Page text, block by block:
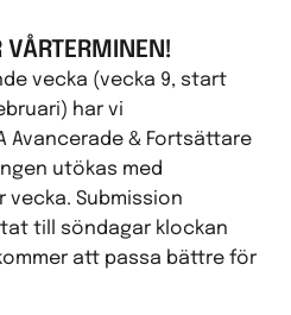
vecka (vecka 9, start
har vi
Avancerade & Fortsättare
utökas med
Submission
till söndagar klockan
att passa bättre för